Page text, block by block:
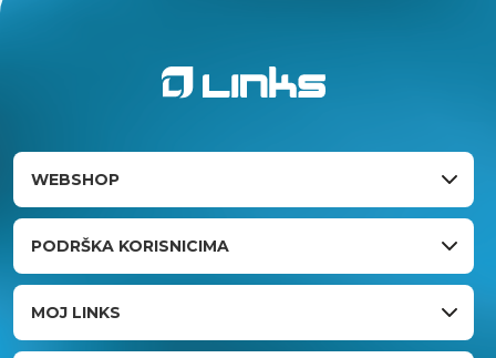
WEBSHOP
PODRŠKA KORISNICIMA
MOJ LINKS